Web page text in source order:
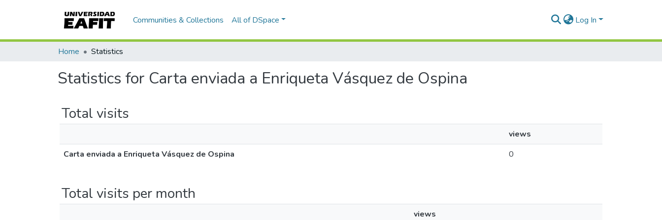
Communities & Collections All of DSpace Log In
Home Statistics
Statistics for Carta enviada a Enriqueta Vásquez de Ospina
Total visits
views
Carta enviada a Enriqueta Vásquez de Ospina
0
Total visits per month
views